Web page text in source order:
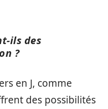
ils des
?
en J, comme
des possibilités